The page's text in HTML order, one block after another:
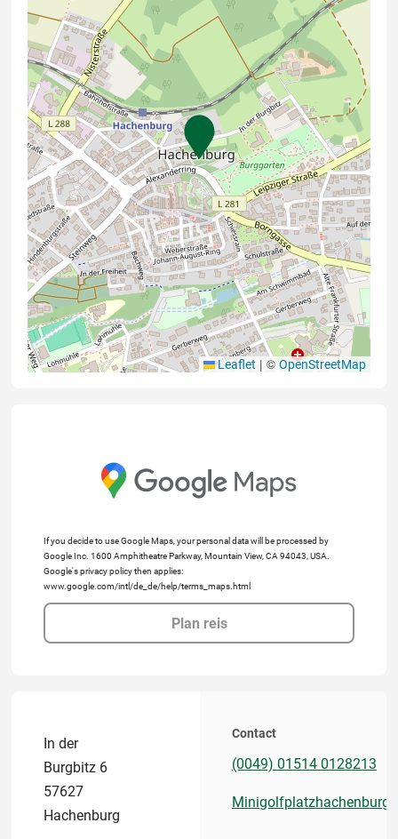
Leaflet | © OpenStreetMap
If you decide to use Google Maps, your personal data will be processed by
Google Inc. 1600 Amphitheatre Parkway, Mountain View, CA 94043, USA.
Google's privacy policy then applies:
www.google.com/intl/de_de/help/terms_maps.html
Plan reis
In der
Burgbitz 6
57627
Hachenburg
Contact
(0049) 01514 0128213